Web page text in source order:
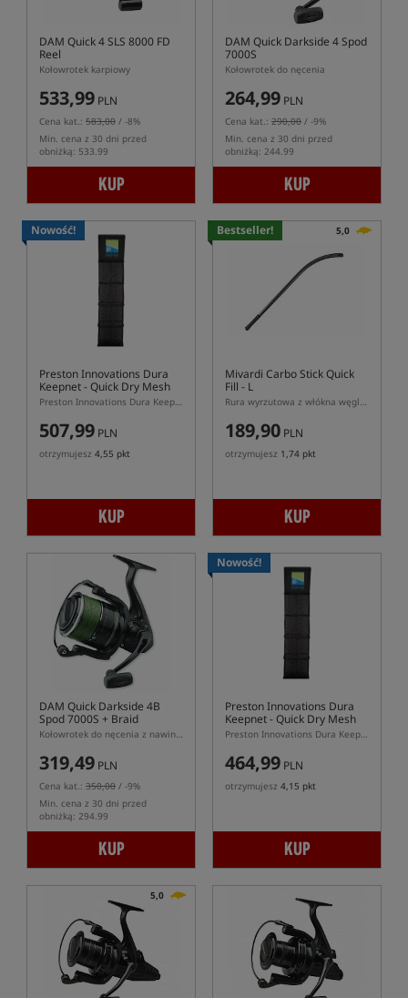
DAM Quick 4 SLS 8000 FD
Reel
Kołowrotek karpiowy
533,99 PLN
Cena kat.: 583,00 / -8%
Min. cena z 30 dni przed
obniżką: 533.99
KUP
DAM Quick Darkside 4 Spod
7000S
Kołowrotek do nęcenia
264,99 PLN
Cena kat.: 290,00 / -9%
Min. cena z 30 dni przed
obniżką: 244.99
KUP
Nowość!
Preston Innovations Dura
Keepnet - Quick Dry Mesh
4m
Preston Innovations Dura Keepnet Quick Dry Mesh 4m – szybkoschnąca siatka na łowiska naturalne
507,99 PLN
otrzymujesz 4,55 pkt
KUP
Bestseller! 5,0
Mivardi Carbo Stick Quick
Fill - L
Rura wyrzutowa z włókna węglowego
189,90 PLN
otrzymujesz 1,74 pkt
KUP
DAM Quick Darkside 4B
Spod 7000S + Braid
Kołowrotek do nęcenia z nawiniętą plecionką
319,49 PLN
Cena kat.: 350,00 / -9%
Min. cena z 30 dni przed
obniżką: 294.99
KUP
Nowość!
Preston Innovations Dura
Keepnet - Quick Dry Mesh
3.5 m
Preston Innovations Dura Keepnet Quick Dry Mesh 3.5m – szybkoschnąca siatka na łowiska naturalne
464,99 PLN
otrzymujesz 4,15 pkt
KUP
5,0